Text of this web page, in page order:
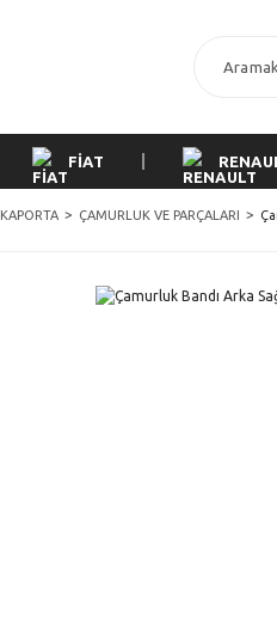
FİAT
KAPORTA ÇAMURLUK VE PARÇALARI